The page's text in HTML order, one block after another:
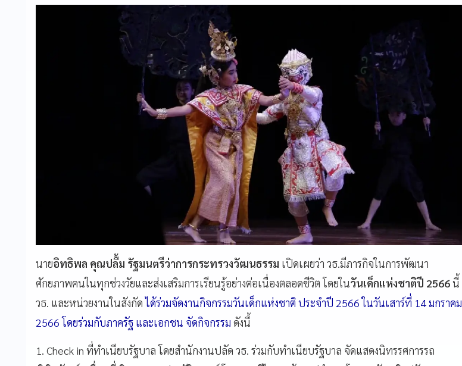
นายอิทธิพล คุณปลื้ม รัฐมนตรีว่าการกระทรวงวัฒนธรรม เปิดเผยว่า วธ.มีภารกิจในการพัฒนา
ศักยภาพคนในทุกช่วงวัยและส่งเสริมการเรียนรู้อย่างต่อเนื่องตลอดชีวิต โดยในวันเด็กแห่งชาติปี 2566นี้
วธ. และหน่วยงานในสังกัดได้ร่วมจัดงานกิจกรรมวันเด็กแห่งชาติ ประจำปี 2566 ในวันเสาร์ที่ 14 มกราคม
2566 โดยร่วมกับภาครัฐ และเอกชน จัดกิจกรรม ดังนี้
1. Check in ที่ทำเนียบรัฐบาล โดยสำนักงานปลัด วธ. ร่วมกับทำเนียบรัฐบาล จัดแสดงนิทรรศการรถ